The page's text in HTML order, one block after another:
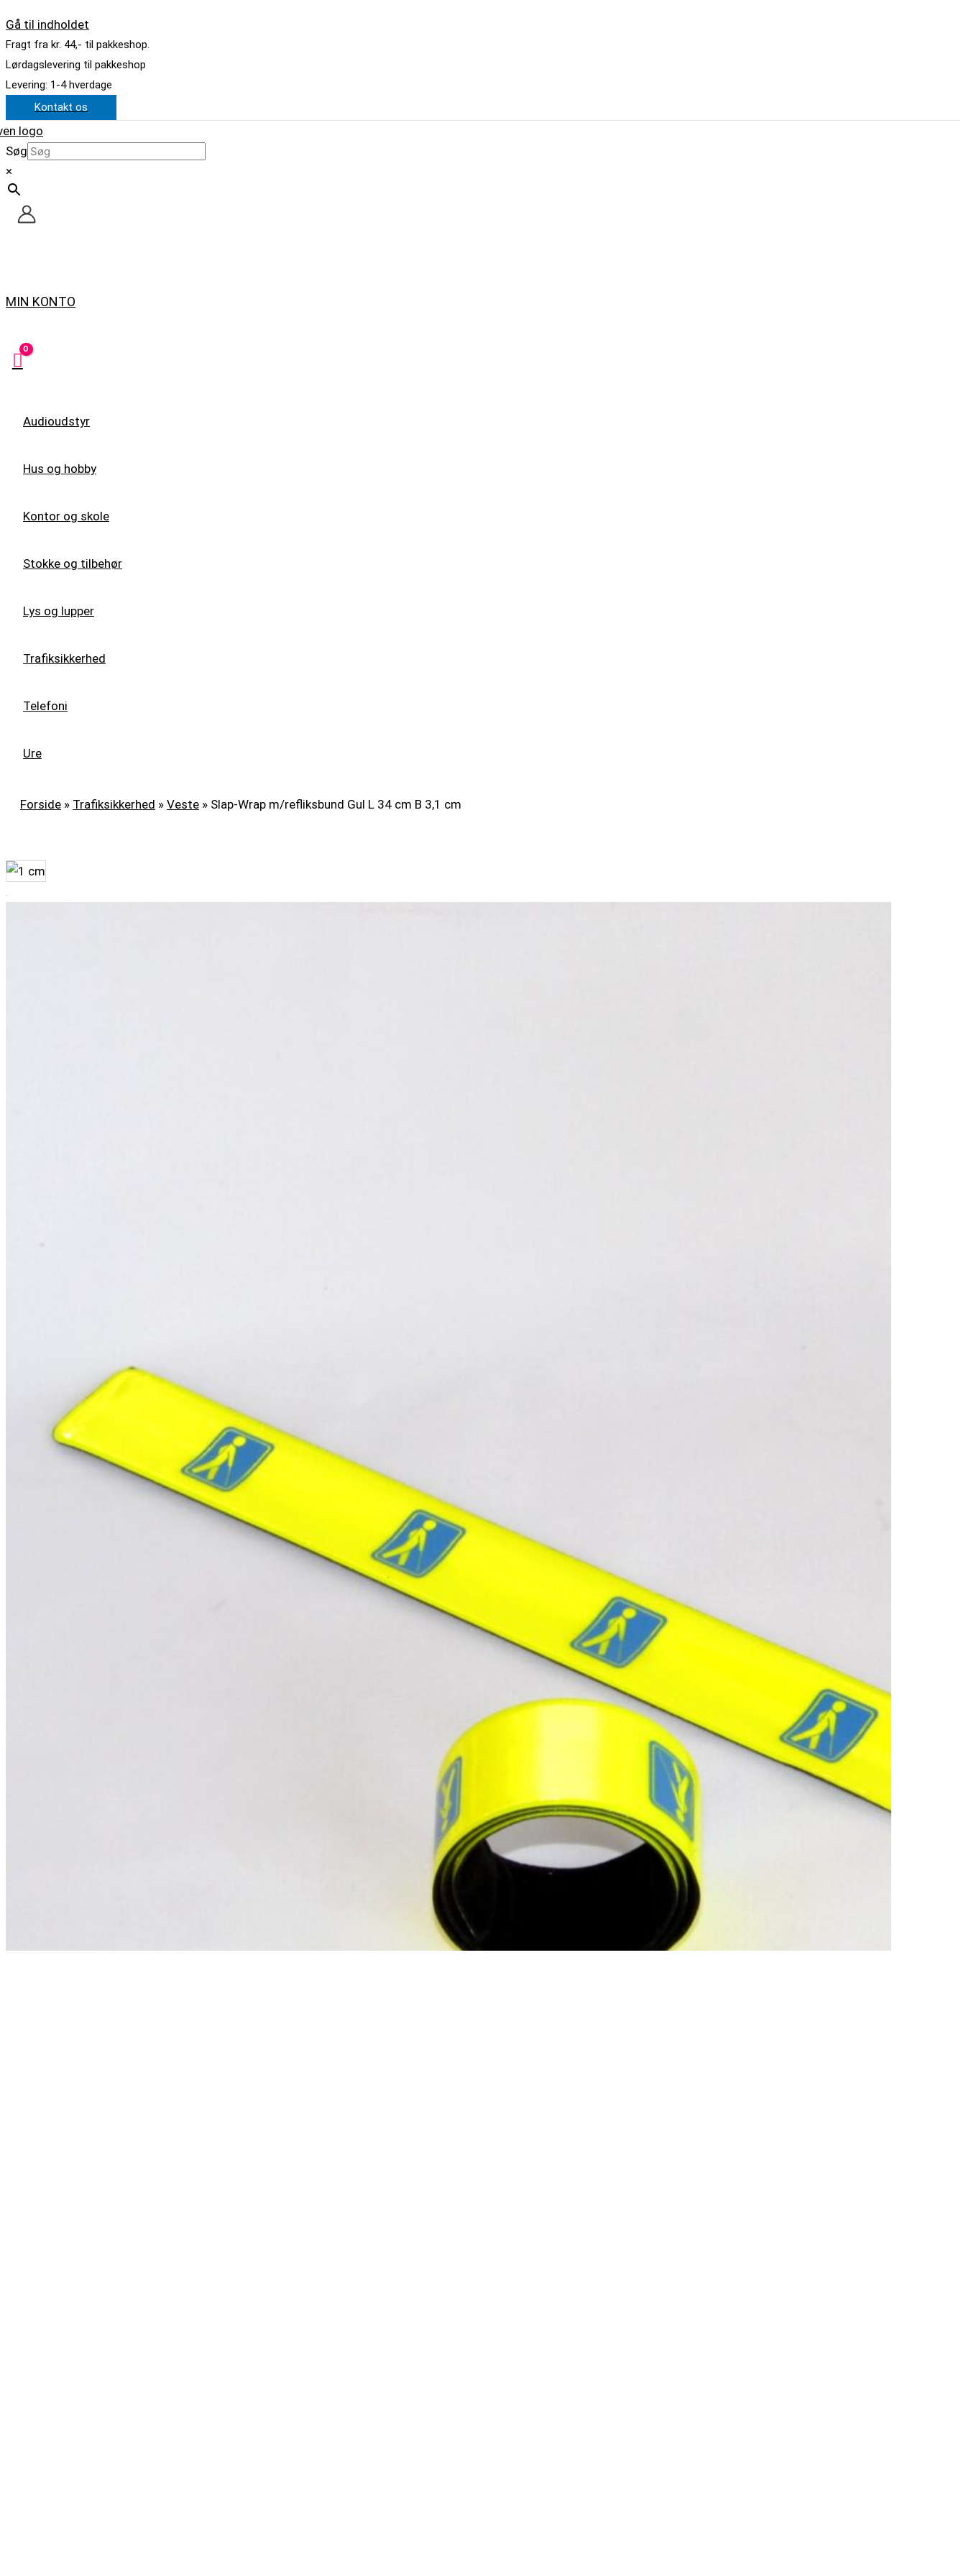
Gå til indholdet
Fragt fra kr. 44,- til pakkeshop.
Lørdagslevering til pakkeshop
Levering: 1-4 hverdage
Kontakt os
Søg
×
MIN KONTO
Audioudstyr
Hus og hobby
Kontor og skole
Stokke og tilbehør
Lys og lupper
Trafiksikkerhed
Telefoni
Ure
Forside » Trafiksikkerhed » Veste » Slap-Wrap m/refliksbund Gul L 34 cm B 3,1 cm